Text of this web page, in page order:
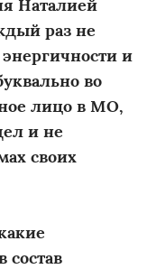
Наталией
раз не
и
во
лицо в МО,
и не
своих
состав